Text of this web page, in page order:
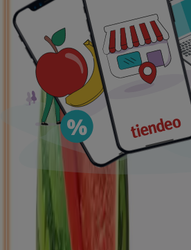
Ofertas destacadas
supermercadosjardín y bricolaje
eléctrico
viajesaceite de oliva
asiática
aguacates bomba de agua
Tiendeo en tu ciudad
Madrid Barcelona Valencia
Palma de Mallorca
Las Palmas de Gran Canaria
Coruña
Vigo
Granada
Ver más ciudades